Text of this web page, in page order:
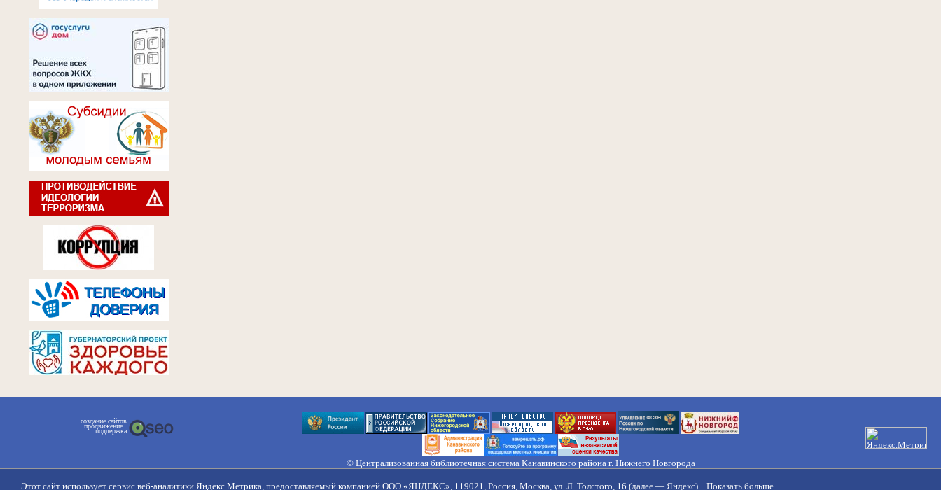
создание сайтов
продвижение
поддержка
© Централизованная библиотечная система Канавинского района г. Нижнего Новгорода
Правила обработки персональных данных
Этот сайт использует сервис веб-аналитики Яндекс Метрика, предоставляемый компанией ООО «ЯНДЕКС», 119021, Россия, Москва, ул. Л. Толстого, 16 (далее — Яндекс)... Показать больше